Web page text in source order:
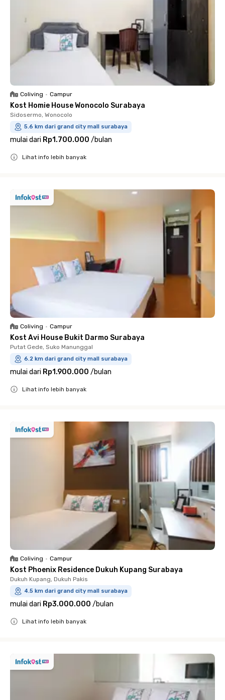
Coliving • Campur
Kost Homie House Wonocolo Surabaya
Sidosermo, Wonocolo
5.6 km dari grand city mall surabaya
mulai dari Rp1.700.000 /bulan
Lihat info lebih banyak
Coliving • Campur
Kost Avi House Bukit Darmo Surabaya
Putat Gede, Suko Manunggal
6.2 km dari grand city mall surabaya
mulai dari Rp1.900.000 /bulan
Lihat info lebih banyak
Coliving • Campur
Kost Phoenix Residence Dukuh Kupang Surabaya
Dukuh Kupang, Dukuh Pakis
4.5 km dari grand city mall surabaya
mulai dari Rp3.000.000 /bulan
Lihat info lebih banyak